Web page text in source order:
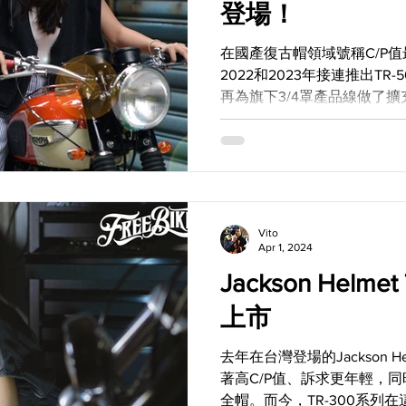
登場！
在國產復古帽領域號稱C/P
2022和2023年接連推出TR-
再為旗下3/4罩產品線做了
續而來的TR-500新增兩種配
品VR-711！...
Jackson
上市
去年在台灣登場的Jackson
著高C/P值、訴求更年輕，
全帽。而今，TR-300系列在
Vito
Apr 1, 2024